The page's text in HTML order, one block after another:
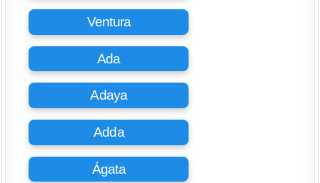
Ventura
Ada
Adaya
Adda
Ágata